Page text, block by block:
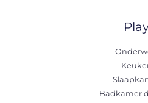
Badkamer